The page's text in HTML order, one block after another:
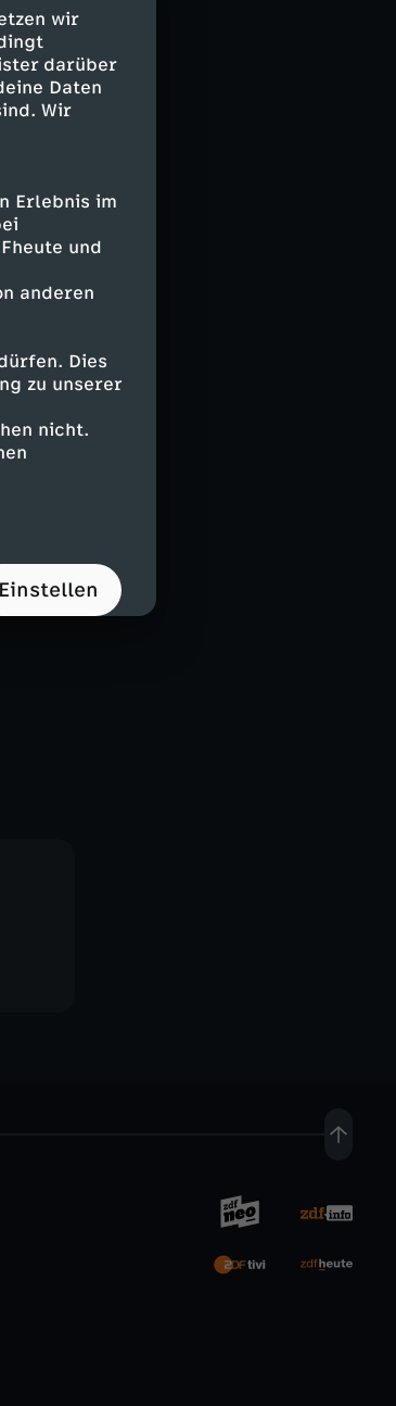
wir
darüber
Daten
Wir
Erlebnis im
und
anderen
Dies
zu unserer
nicht.
Einstellen
der